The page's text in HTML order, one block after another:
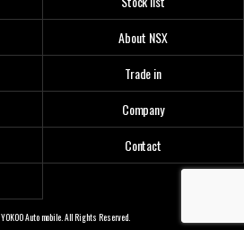
About NSX
Trade in
Company
Contact
Auto mobile. All Rights Reserved.